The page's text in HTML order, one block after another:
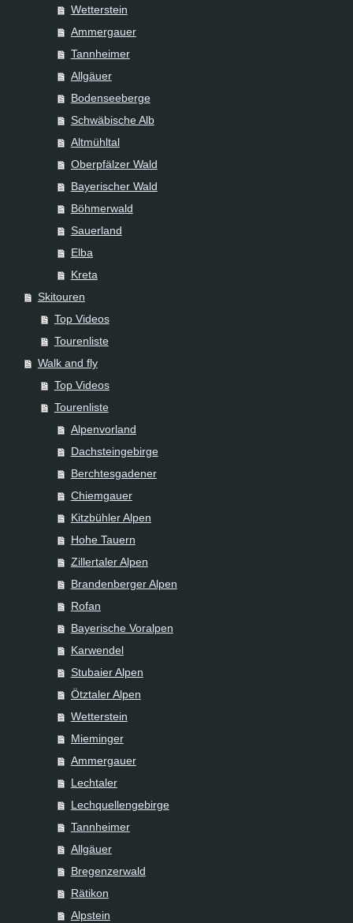
Wetterstein
Ammergauer
Tannheimer
Allgäuer
Bodenseeberge
Schwäbische Alb
Altmühltal
Oberpfälzer Wald
Bayerischer Wald
Böhmerwald
Sauerland
Elba
Kreta
Skitouren
Top Videos
Tourenliste
Walk and fly
Top Videos
Tourenliste
Alpenvorland
Dachsteingebirge
Berchtesgadener
Chiemgauer
Kitzbühler Alpen
Hohe Tauern
Zillertaler Alpen
Brandenberger Alpen
Rofan
Bayerische Voralpen
Karwendel
Stubaier Alpen
Ötztaler Alpen
Wetterstein
Mieminger
Ammergauer
Lechtaler
Lechquellengebirge
Tannheimer
Allgäuer
Bregenzerwald
Rätikon
Alpstein